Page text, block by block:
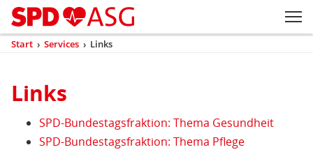
Kopfbereich
Sprungmarken-
Navigation
Zum Inhaltsbereich der Seite
Zum Fußbereich der Seite
Hauptnavigation
Sie
Start › Services › Links
Links
Links
SPD-Bundestagsfraktion: Thema Gesundheit
SPD-Bundestagsfraktion: Thema Pflege